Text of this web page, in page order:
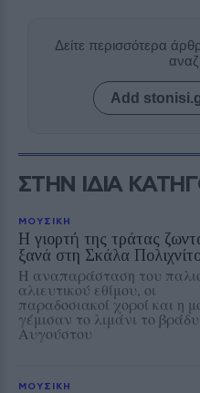
Δείτε περισσότερα
Add
ΣΤΗΝ ΙΔΙΑ
ΜΟΥΣΙΚΗ
Η γιορτή της τράτας
ξανά στη Σκάλα
Η αναπαράσταση του
αλιευτικού εθίμου, οι
παραδοσιακοί χοροί και η
γέμισαν το λιμάνι το
Αυγούστου
ΜΟΥΣΙΚΗ